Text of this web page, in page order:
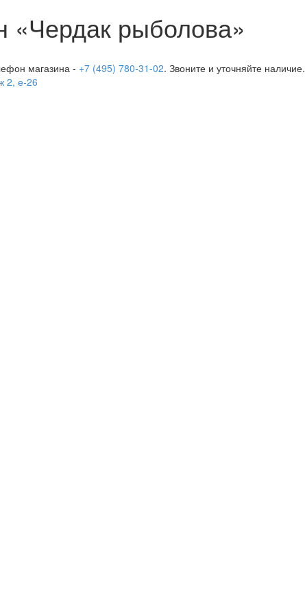
«Чердак рыболова»
магазина - +7 (495) 780-31-02. Звоните и уточняйте наличие.
2, е-26